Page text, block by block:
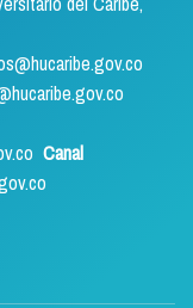
Canal